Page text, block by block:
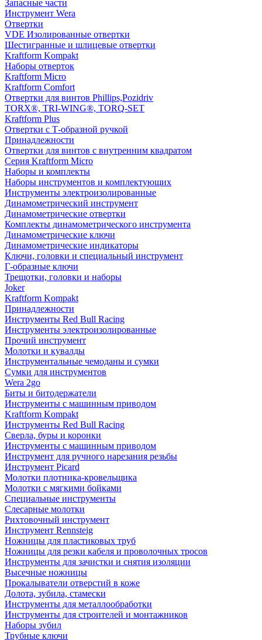
Запасные части
Инструмент Wera
Отвертки
VDE Изолированные отвертки
Шестигранные и шлицевые отвертки
Kraftform Kompakt
Наборы отверток
Kraftform Micro
Kraftform Comfort
Отвертки для винтов Phillips,Pozidriv
TORX®, TRI-WING®, TORQ-SET
Kraftform Plus
Отвертки с Т-образной ручкой
Принадлежности
Отвертки для винтов с внутренним квадратом
Серия Kraftform Micro
Наборы и комплекты
Наборы инструментов и комплектующих
Инструменты электроизолированные
Динамометрический инструмент
Динамометрические отвертки
Комплекты динамометрического инструмента
Динамометрические ключи
Динамометрические индикаторы
Ключи, головки и специальный инструмент
Г-образные ключи
Трещотки, головки и наборы
Joker
Kraftform Kompakt
Принадлежности
Инструменты Red Bull Racing
Инструменты электроизолированные
Прочий инструмент
Молотки и кувалды
Инструментальные чемоданы и сумки
Сумки для инструментов
Wera 2go
Биты и битодержатели
Инструменты с машинным приводом
Kraftform Kompakt
Инструменты Red Bull Racing
Сверла, буры и коронки
Инструменты с машинным приводом
Инструмент для ручного нарезания резьбы
Инструмент Picard
Молотки плотника-кровельщика
Молотки с мягкими бойками
Специальные инструменты
Слесарные молотки
Рихтовочный инструмент
Инструмент Rennsteig
Ножницы для пластиковых труб
Ножницы для резки кабеля и проволочных тросов
Инструменты для зачистки и снятия изоляции
Высечные ножницы
Прокалыватели отверстий в коже
Долота, зубила, стамески
Инструменты для металлообработки
Инструменты для строителей и монтажников
Наборы зубил
Трубные ключи